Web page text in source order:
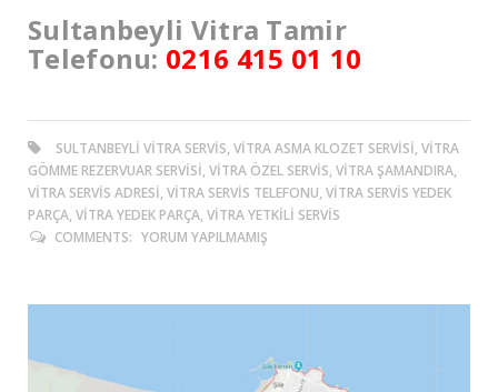
Sultanbeyli Vitra Tamir
Telefonu: 0216 415 01 10
SULTANBEYLI VITRA SERVIS, VITRA ASMA KLOZET SERVISI, VITRA
GÖMME REZERVUAR SERVISI, VITRA ÖZEL SERVIS, VITRA ŞAMANDIRA,
VITRA SERVIS ADRESI, VITRA SERVIS TELEFONU, VITRA SERVIS YEDEK
PARÇA, VITRA YEDEK PARÇA, VITRA YETKILI SERVIS
COMMENTS: YORUM YAPILMAMIŞ